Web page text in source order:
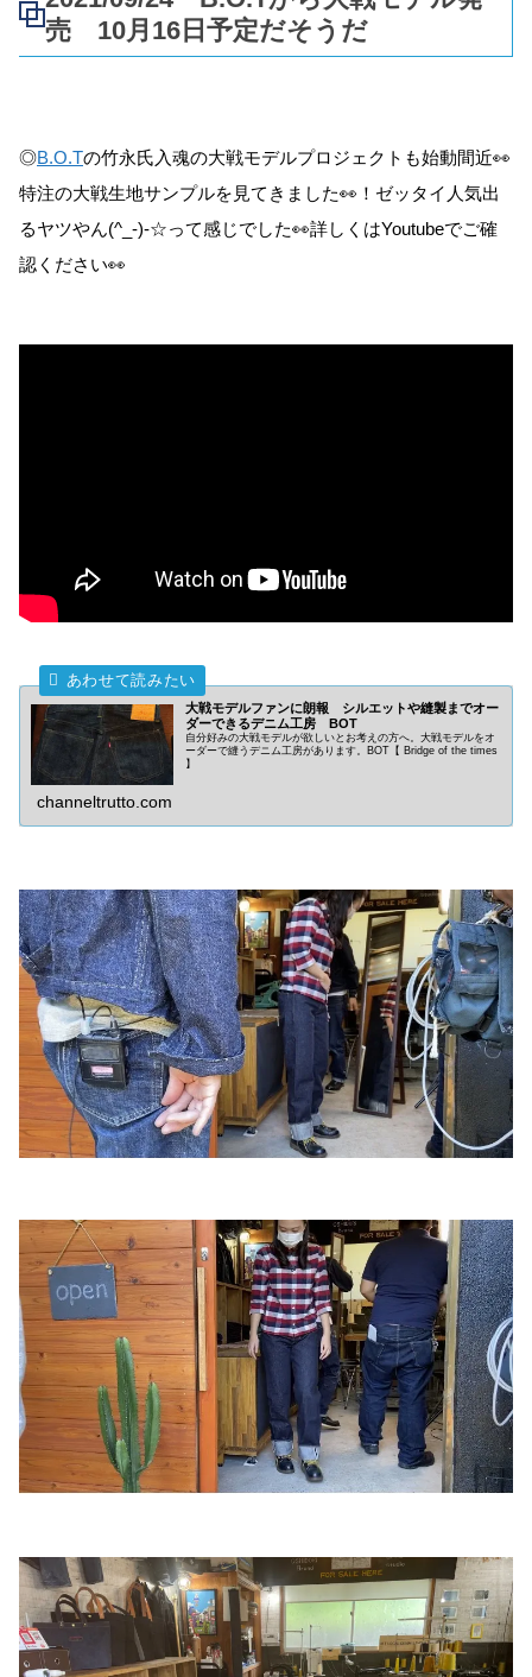
売 10月16日予定だそうだ
◎B.O.Tの竹永氏入魂の大戦モデルプロジェクトも始動間近👀
特注の大戦生地サンプルを見てきました👀！ゼッタイ人気出
るヤツやん(^_-)-☆って感じでした👀詳しくはYoutubeでご確
認ください👀
大戦モデルファンに朗報 シルエットや縫製までオー
ダーできるデニム工房 BOT
自分好みの大戦モデルが欲しいとお考えの方へ。大戦モデルをオ
ーダーで縫うデニム工房があります。BOT【 Bridge of the times
】
channeltrutto.com